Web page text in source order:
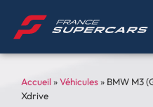
Accueil»Véhicules» BMW M3
Xdrive